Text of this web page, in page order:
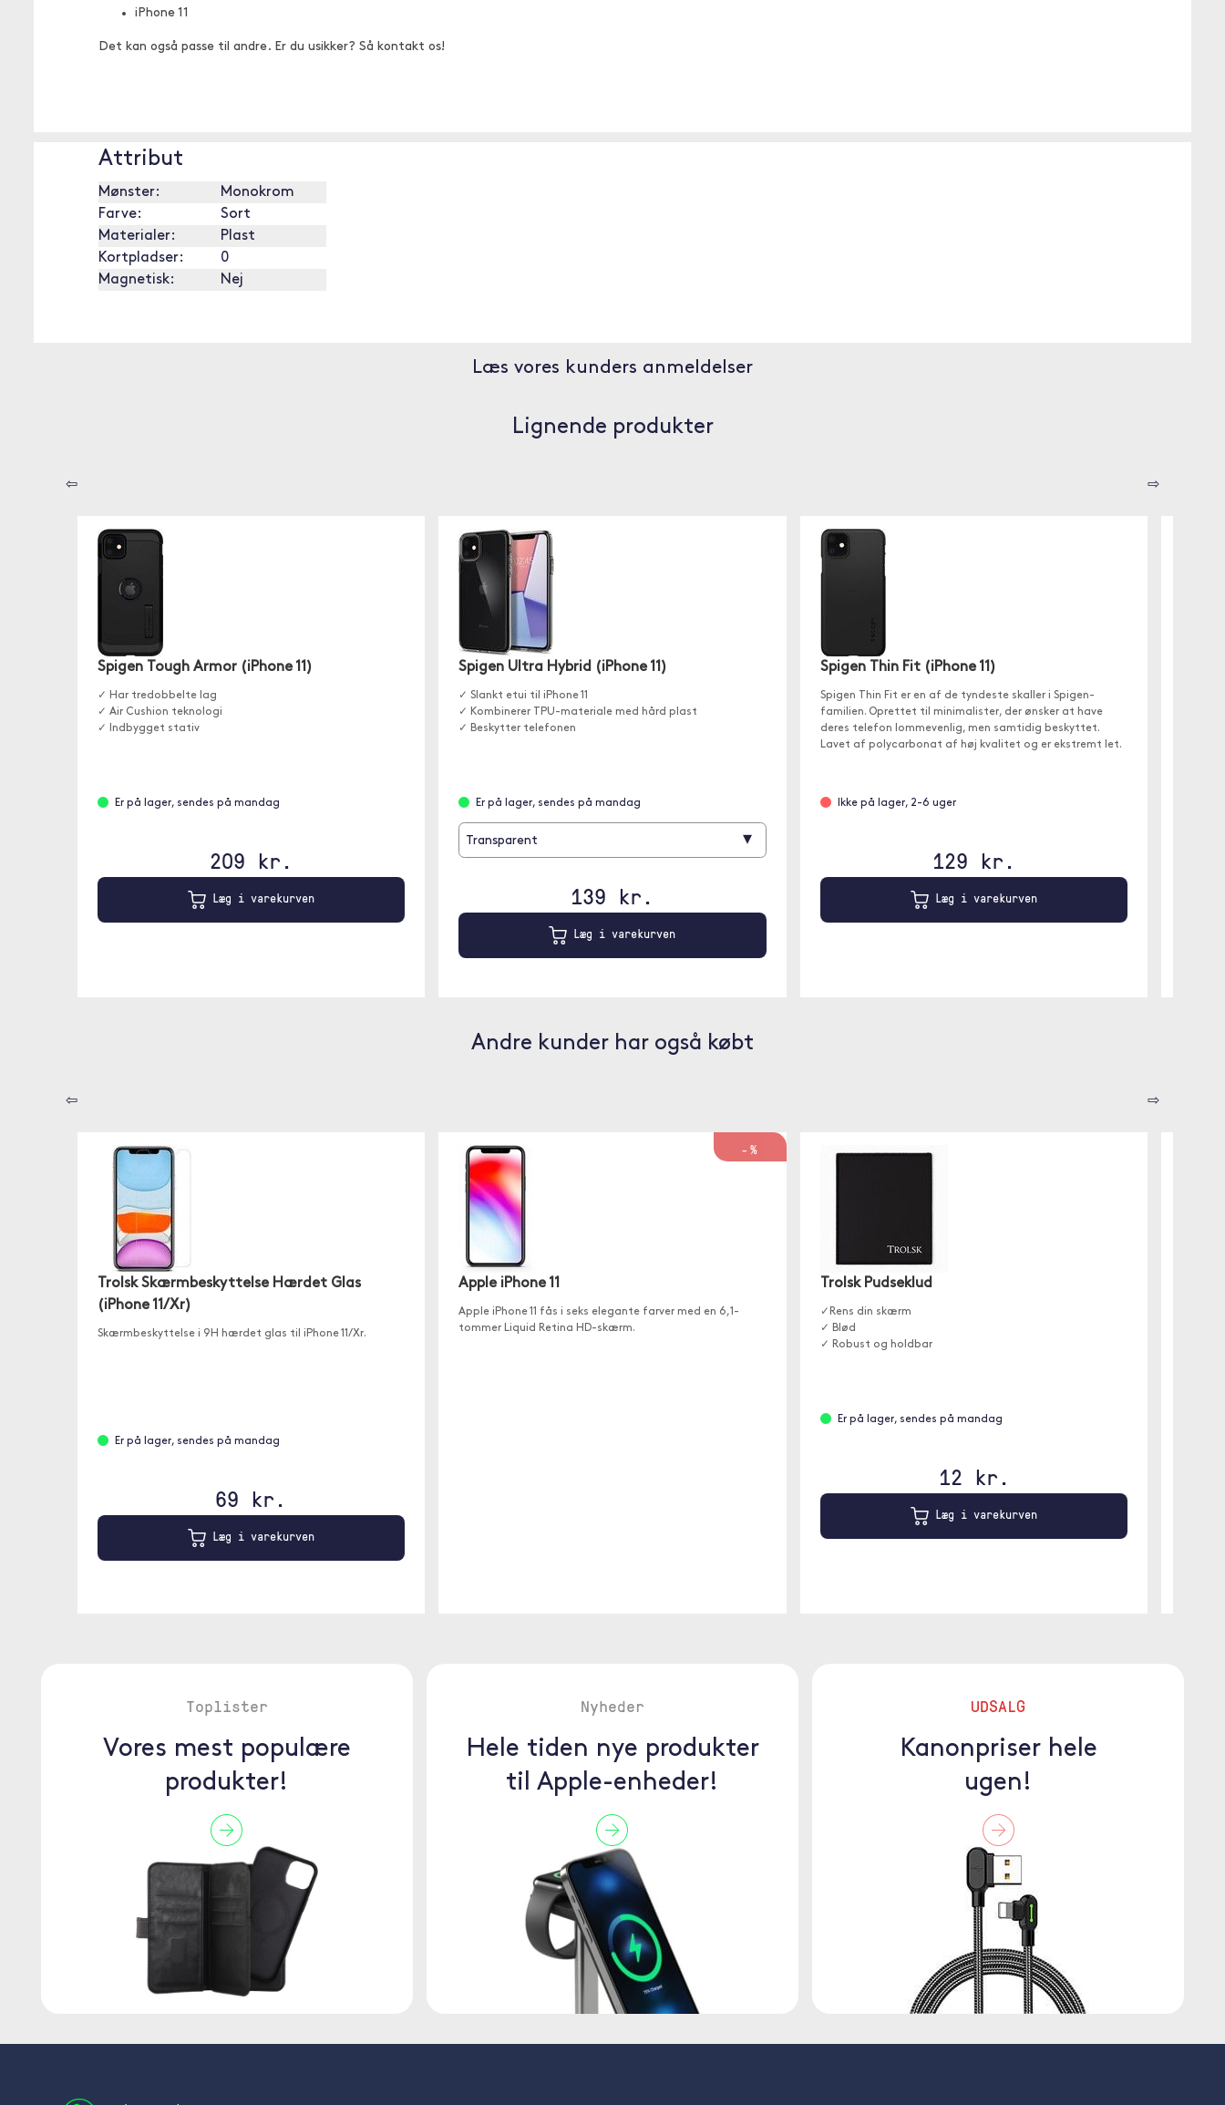
iPhone 11
Det kan også passe til andre. Er du usikker? Så kontakt os!
Attribut
Mønster:
Monokrom
Farve:
Sort
Materialer:
Plast
Kortpladser:
0
Magnetisk:
Nej
Læs vores kunders anmeldelser
Lignende produkter
⇦ ⇨
Spigen Tough Armor (iPhone 11)
✓ Har tredobbelte lag
✓ Air Cushion teknologi
✓ Indbygget stativ
Er på lager, sendes på mandag
209 kr.
Læg i varekurven
Spigen Ultra Hybrid (iPhone 11)
✓ Slankt etui til iPhone 11
✓ Kombinerer TPU-materiale med hård plast
✓ Beskytter telefonen
Er på lager, sendes på mandag
Transparent ▾
139 kr.
Læg i varekurven
Spigen Thin Fit (iPhone 11)
Spigen Thin Fit er en af de tyndeste skaller i Spigen-
familien. Oprettet til minimalister, der ønsker at have
deres telefon lommevenlig, men samtidig beskyttet.
Lavet af polycarbonat af høj kvalitet og er ekstremt let.
Ikke på lager, 2-6 uger
129 kr.
Læg i varekurven
Andre kunder har også købt
⇦ ⇨
Trolsk Skærmbeskyttelse Hærdet Glas
(iPhone 11/Xr)
Skærmbeskyttelse i 9H hærdet glas til iPhone 11/Xr.
Er på lager, sendes på mandag
69 kr.
Læg i varekurven
-%
Apple iPhone 11
Apple iPhone 11 fås i seks elegante farver med en 6,1-
tommer Liquid Retina HD-skærm.
Trolsk Pudseklud
✓Rens din skærm
✓ Blød
✓ Robust og holdbar
Er på lager, sendes på mandag
12 kr.
Læg i varekurven
Toplister
Vores mest populære
produkter!
Nyheder
Hele tiden nye produkter
til Apple-enheder!
UDSALG
Kanonpriser hele
ugen!